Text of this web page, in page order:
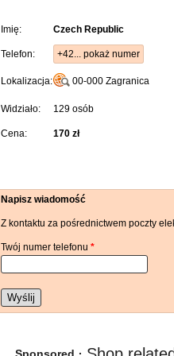
Imię: Czech Republic
Telefon: +42... pokaż numer
Lokalizacja: 00-000 Zagranica
Widziało: 129 osób
Cena: 170 zł
Napisz wiadomość
Z kontaktu za pośrednictwem poczty
Twój numer telefonu *
Wyślij